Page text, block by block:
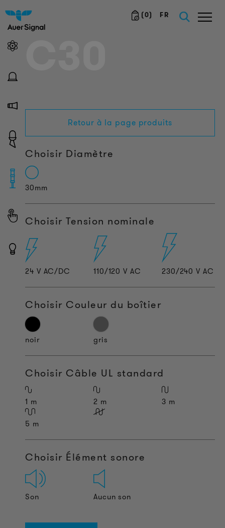
(0) FR
Retour à la page produits
Choisir Diamètre
30mm
Choisir Tension nominale
24 V AC/DC 110/120 V AC 230/240 V AC
Choisir Couleur du boîtier
noir gris
Choisir Câble UL standard
1 m 2 m
3 m
5 m
Choisir Élément sonore
Son Aucun son